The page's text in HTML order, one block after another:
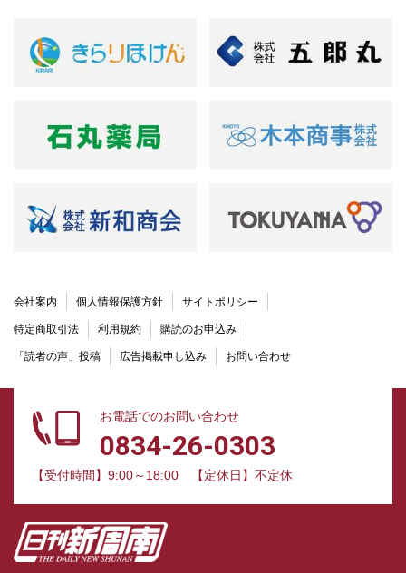
会社案内 個人情報保護方針 サイトポリシー
特定商取引法 利用規約 購読のお申込み
「読者の声」投稿 広告掲載申し込み お問い合わせ
お電話でのお問い合わせ
0834-26-0303
【受付時間】9:00～18:00 【定休日】不定休